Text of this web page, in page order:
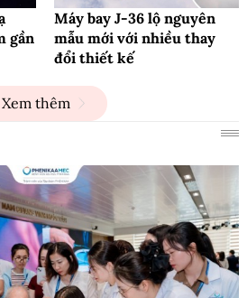
gần
Máy bay J-36 lộ nguyên
mẫu mới với nhiều thay
đổi thiết kế
Xem thêm